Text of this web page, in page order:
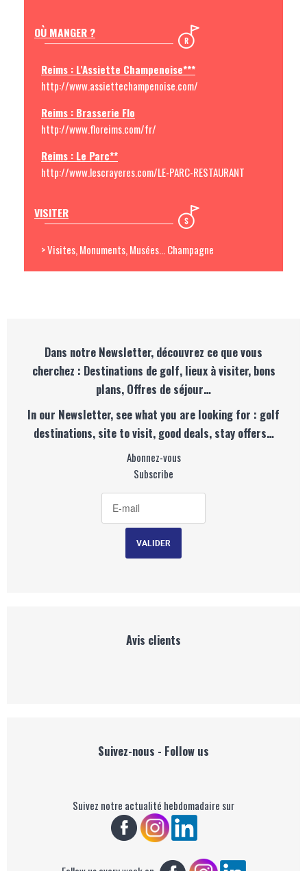
OÙ MANGER ?
Reims : L'Assiette Champenoise***
http://www.assiettechampenoise.com/
Reims : Brasserie Flo
http://www.floreims.com/fr/
Reims : Le Parc**
http://www.lescrayeres.com/LE-PARC-RESTAURANT
VISITER
> Visites, Monuments, Musées... Champagne
Dans notre Newsletter, découvrez ce que vous
cherchez : Destinations de golf, lieux à visiter, bons
plans, Offres de séjour…
In our Newsletter, see what you are looking for : golf
destinations, site to visit, good deals, stay offers…
Abonnez-vous
Subscribe
Avis clients
Suivez-nous - Follow us
Suivez notre actualité hebdomadaire sur